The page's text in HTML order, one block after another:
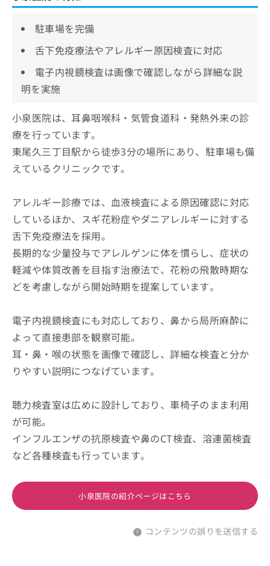
駐車場を完備
舌下免疫療法やアレルギー原因検査に対応
電子内視鏡検査は画像で確認しながら詳細な説
明を実施
小泉医院は、耳鼻咽喉科・気管食道科・発熱外来の診
療を行っています。
東尾久三丁目駅から徒歩3分の場所にあり、駐車場も備
えているクリニックです。
アレルギー診療では、血液検査による原因確認に対応
しているほか、スギ花粉症やダニアレルギーに対する
舌下免疫療法を採用。
長期的な少量投与でアレルゲンに体を慣らし、症状の
軽減や体質改善を目指す治療法で、花粉の飛散時期な
どを考慮しながら開始時期を提案しています。
電子内視鏡検査にも対応しており、鼻から局所麻酔に
よって直接患部を観察可能。
耳・鼻・喉の状態を画像で確認し、詳細な検査と分か
りやすい説明につなげています。
聴力検査室は広めに設計しており、車椅子のまま利用
が可能。
インフルエンザの抗原検査や鼻のCT検査、溶連菌検査
など各種検査も行っています。
小泉医院の紹介ページはこちら
コンテンツの誤りを送信する